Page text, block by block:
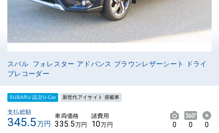
スバル フォレスター アドバンス ブラウンレザーシート ドライ
ブレコーダー
SUBARU 認定U-Car 新世代アイサイト 搭載車
支払総額
345.5万円
車両価格
335.5万円
諸費用
10万円 0 0 0